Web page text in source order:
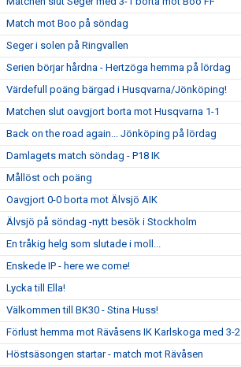
Match mot Boo på söndag
Seger i solen på Ringvallen
Serien börjar hårdna - Hertzöga hemma på lördag
Värdefull poäng bärgad i Husqvarna/Jönköping!
Matchen slut oavgjort borta mot Husqvarna 1-1
Back on the road again... Jönköping på lördag
Damlagets match söndag - P18 IK
Mållöst och poäng
Oavgjort 0-0 borta mot Älvsjö AIK
Älvsjö på söndag -nytt besök i Stockholm
En tråkig helg som slutade i moll...
Enskede IP - here we come!
Lycka till Ella!
Välkommen till BK30 - Stina Huss!
Förlust hemma mot Rävåsens IK Karlskoga med 3-2
Höstsäsongen startar - match mot Rävåsen